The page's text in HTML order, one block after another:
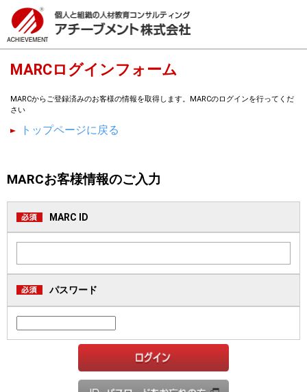
MARCログインフォーム
MARCからご登録済みのお客様の情報を取得します。MARCのログインを行ってくだ
さい
トップページに戻る
MARCお客様情報のご入力
MARC ID
パスワード